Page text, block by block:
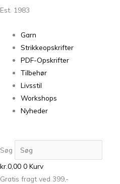
Est. 1983
Garn
Strikkeopskrifter
PDF-Opskrifter
Tilbehør
Livsstil
Workshops
Nyheder
Søg
kr.0,00 0 Kurv
Gratis fragt ved 399,-